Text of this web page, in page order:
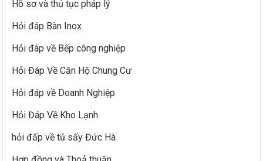
Hồ sơ và thủ tục pháp lý
Hỏi đáp Bàn Inox
Hỏi đáp về Bếp công nghiệp
Hỏi Đáp Về Căn Hộ Chung Cư
Hỏi đáp về Doanh Nghiệp
Hỏi Đáp Về Kho Lạnh
hỏi đấp về tủ sấy Đức Hà